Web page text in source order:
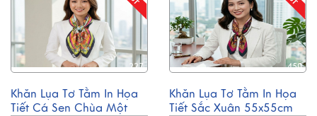
227
Khăn Lụa Tơ Tằm In Họa
Tiết Cá Sen Chùa Một
450
Khăn Lụa Tơ Tằm In Họa
Tiết Sắc Xuân 55x55cm